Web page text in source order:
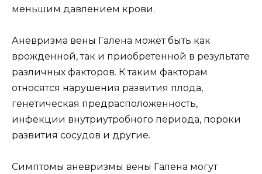
меньшим давлением крови.
Аневризма вены Галена может быть как
врожденной, так и приобретенной в результате
различных факторов. К таким факторам
относятся нарушения развития плода,
генетическая предрасположенность,
инфекции внутриутробного периода, пороки
развития сосудов и другие.
Симптомы аневризмы вены Галена могут